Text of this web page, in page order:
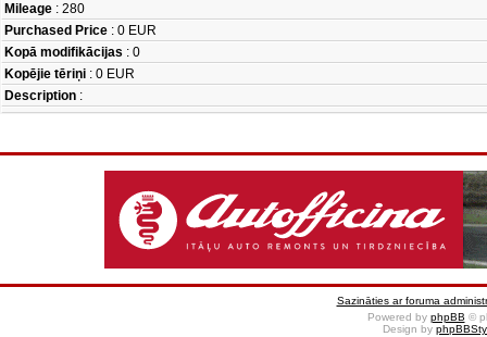
Mileage : 280
Purchased Price : 0 EUR
Kopā modifikācijas : 0
Kopējie tēriņi : 0 EUR
Description :
Sazināties ar foruma
Powered by phpBB ©
Design by